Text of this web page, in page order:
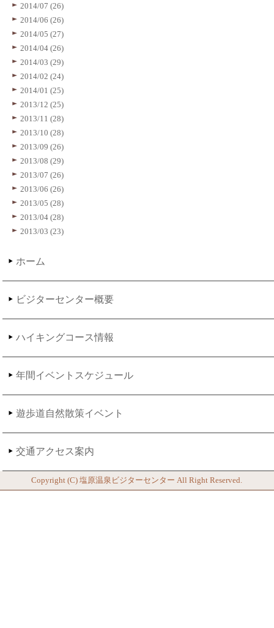
2014/07 (26)
2014/06 (26)
2014/05 (27)
2014/04 (26)
2014/03 (29)
2014/02 (24)
2014/01 (25)
2013/12 (25)
2013/11 (28)
2013/10 (28)
2013/09 (26)
2013/08 (29)
2013/07 (26)
2013/06 (26)
2013/05 (28)
2013/04 (28)
2013/03 (23)
ホーム
ビジターセンター概要
ハイキングコース情報
年間イベントスケジュール
遊歩道自然散策イベント
交通アクセス案内
Copyright (C)塩原温泉ビジターセンター All Right Reserved.